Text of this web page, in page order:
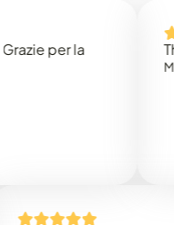
la
Thank